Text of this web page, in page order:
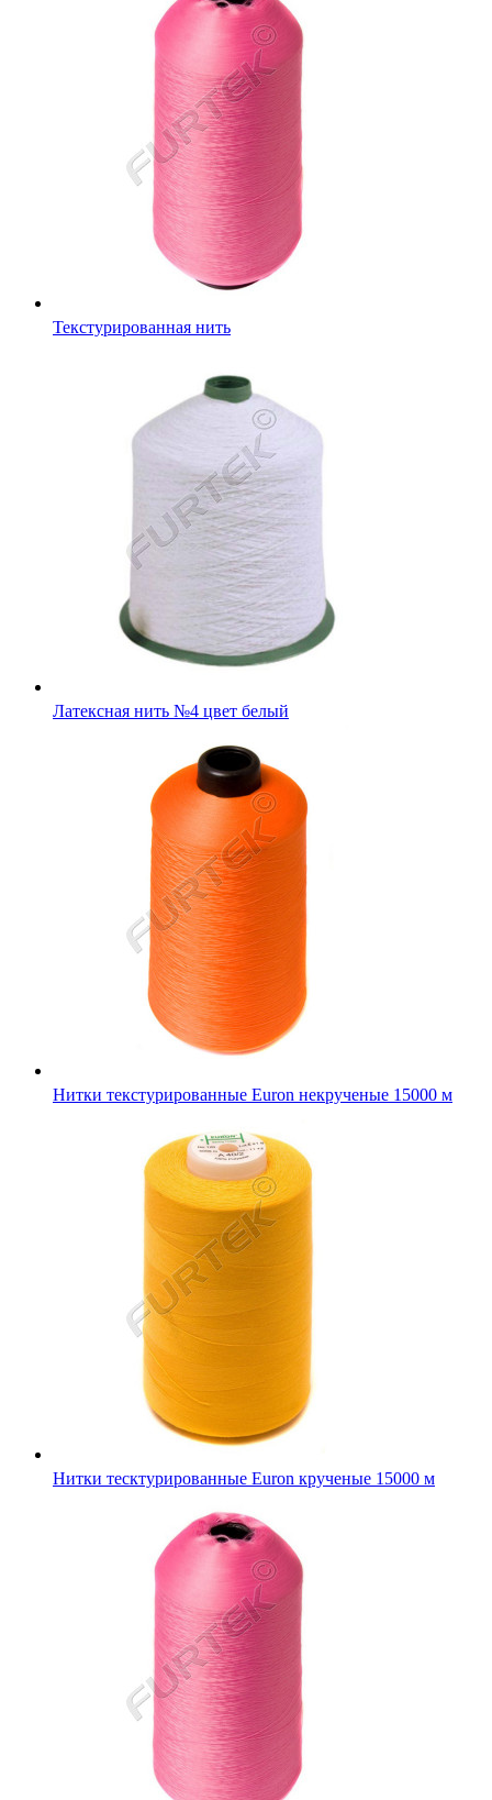
Текстурированная нить
Латексная нить №4 цвет белый
Нитки текстурированные Euron некрученые 15000 м
Нитки тесктурированные Euron крученые 15000 м